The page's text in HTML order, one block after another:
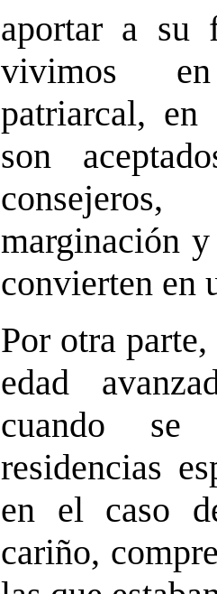
aportar a su
vivimos
patriarcal, en
son
marginación
convierten en
Por otra
edad
cuando
residencias
en el caso
cariño,